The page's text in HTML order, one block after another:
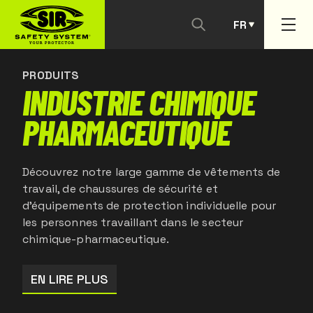
FR
PT
PRODUITS
INDUSTRIE CHIMIQUE
PHARMACEUTIQUE
Découvrez notre large gamme de vêtements de
travail, de chaussures de sécurité et
d'équipements de protection individuelle pour
les personnes travaillant dans le secteur
chimique-pharmaceutique.
EN LIRE PLUS
NOUS CONTACTER